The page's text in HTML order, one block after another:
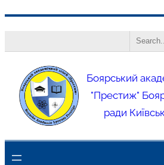
Боярський
"Престиж"
ради